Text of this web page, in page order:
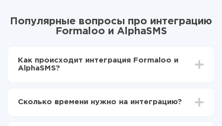
Популярные вопросы про интеграцию
Formaloo и AlphaSMS
Как происходит интеграция Formaloo и
AlphaSMS?
Выбираете какие данные передавать из Formaloo
Сколько времени нужно на интеграцию?